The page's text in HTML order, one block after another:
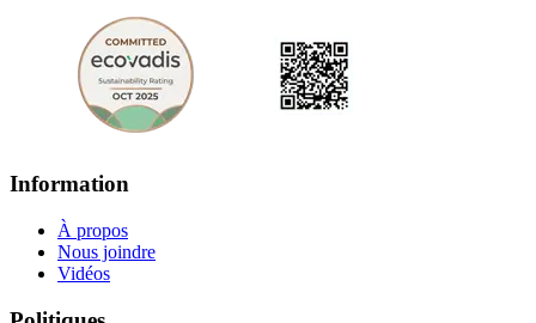
Information
À propos
Nous joindre
Vidéos